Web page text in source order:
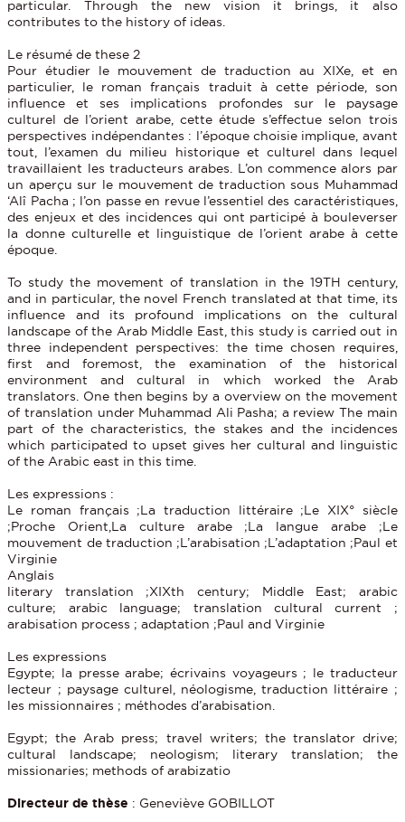
particular. Through the new vision it brings, it also
contributes to the history of ideas.
Le résumé de these 2
Pour étudier le mouvement de traduction au XIXe, et en
particulier, le roman français traduit à cette période, son
influence et ses implications profondes sur le paysage
culturel de l’orient arabe, cette étude s’effectue selon trois
perspectives indépendantes : l’époque choisie implique, avant
tout, l’examen du milieu historique et culturel dans lequel
travaillaient les traducteurs arabes. L’on commence alors par
un aperçu sur le mouvement de traduction sous Muhammad
‘Alî Pacha ; l’on passe en revue l’essentiel des caractéristiques,
des enjeux et des incidences qui ont participé à bouleverser
la donne culturelle et linguistique de l’orient arabe à cette
époque.
To study the movement of translation in the 19TH century,
and in particular, the novel French translated at that time, its
influence and its profound implications on the cultural
landscape of the Arab Middle East, this study is carried out in
three independent perspectives: the time chosen requires,
first and foremost, the examination of the historical
environment and cultural in which worked the Arab
translators. One then begins by a overview on the movement
of translation under Muhammad Ali Pasha; a review The main
part of the characteristics, the stakes and the incidences
which participated to upset gives her cultural and linguistic
of the Arabic east in this time.
Les expressions :
Le roman français ;La traduction littéraire ;Le XIX° siècle
;Proche Orient,La culture arabe ;La langue arabe ;Le
mouvement de traduction ;L’arabisation ;L’adaptation ;Paul et
Virginie
Anglais
literary translation ;XIXth century; Middle East; arabic
culture; arabic language; translation cultural current ;
arabisation process ; adaptation ;Paul and Virginie
Les expressions
Egypte; la presse arabe; écrivains voyageurs ; le traducteur
lecteur ; paysage culturel, néologisme, traduction littéraire ;
les missionnaires ; méthodes d’arabisation.
Egypt; the Arab press; travel writers; the translator drive;
cultural landscape; neologism; literary translation; the
missionaries; methods of arabizatio
Directeur de thèse : Geneviève GOBILLOT